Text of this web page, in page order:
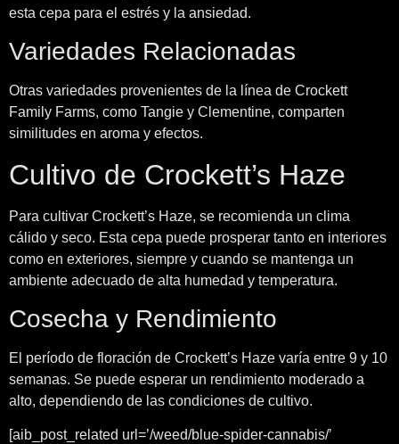
esta cepa para el estrés y la ansiedad.
Variedades Relacionadas
Otras variedades provenientes de la línea de Crockett
Family Farms, como Tangie y Clementine, comparten
similitudes en aroma y efectos.
Cultivo de Crockett’s Haze
Para cultivar Crockett’s Haze, se recomienda un clima
cálido y seco. Esta cepa puede prosperar tanto en interiores
como en exteriores, siempre y cuando se mantenga un
ambiente adecuado de alta humedad y temperatura.
Cosecha y Rendimiento
El período de floración de Crockett’s Haze varía entre 9 y 10
semanas. Se puede esperar un rendimiento moderado a
alto, dependiendo de las condiciones de cultivo.
[aib_post_related url=’/weed/blue-spider-cannabis/’